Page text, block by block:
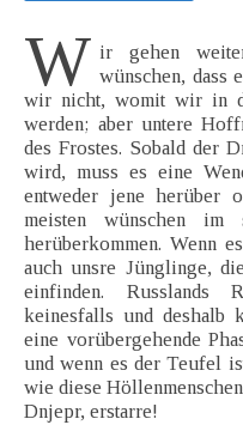
W ir gehen
wünschen, dass
wir nicht, womit wir in
werden; aber untere
des Frostes. Sobald der
wird, muss es eine
entweder jene herüber
meisten wünschen im
herüberkommen. Wenn
auch unsre Jünglinge,
einfinden. Russlands
keinesfalls und deshalb
eine vorübergehende
und wenn es der Teufel
wie diese
Dnjepr, erstarre!